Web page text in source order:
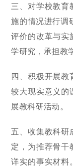
三、对学校教育
施的情况进行调
评价的改革与实
学研究，承担教
四、积极开展教
较大现实意义的
展教科研活动。
五、收集教科研
定，为推荐骨干
详实的事实材料